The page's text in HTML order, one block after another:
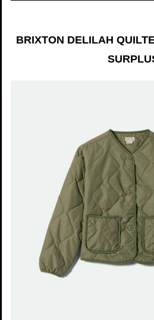
BRIXTON DELILAH